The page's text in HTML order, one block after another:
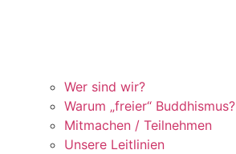
Wer sind wir?
Warum „freier“ Buddhismus?
Mitmachen / Teilnehmen
Unsere Leitlinien